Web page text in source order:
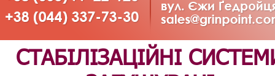
СТАБІЛІЗАЦІЙНІ